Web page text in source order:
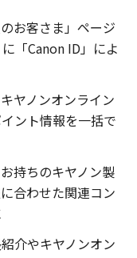
お客さま」ページ
「Canon ID」によ
ヤノンオンライン
ント情報を一括で
持ちのキヤノン製
合わせた関連コン
介やキヤノンオン